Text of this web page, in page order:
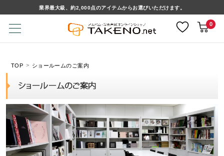
業界最大級、約2,000点のアイテムからお選びいただけます。
0
TOP ショールームのご案内